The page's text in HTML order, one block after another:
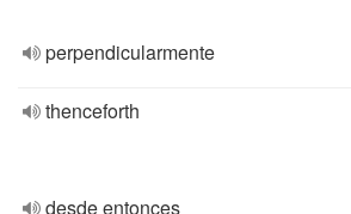
perpendicularmente
thenceforth
desde entonces